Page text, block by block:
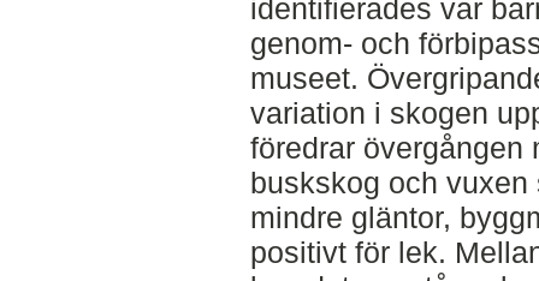
identifierades var
genom- och
museet.
variation i skogen
föredrar övergången
buskskog och
mindre gläntor,
positivt för lek.